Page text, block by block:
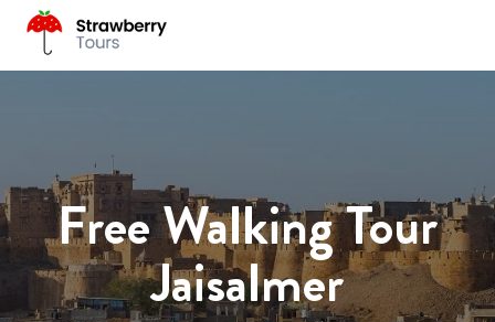
Free Walking Tour
Jaisalmer